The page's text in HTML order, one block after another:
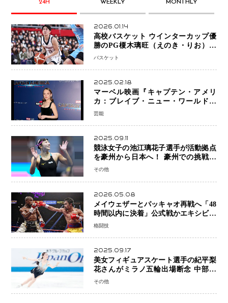
24H WEEKLY MONTHLY
2026.01.14
高校バスケット ウインターカップ優
勝のPG榎木璃旺（えのき・りお）が
プロの現場へ―。
バスケット
2025.02.18
マーベル映画『キャプテン・アメリ
カ：ブレイブ・ニュー・ワールド』
新ブラック・ウィドウ役のシラ・ハー
芸能
2025.09.11
競泳女子の池江璃花子選手が活動拠点
を豪州から日本へ！ 豪州での挑戦を
糧に、28年ロサンゼルス五輪へ再始動
その他
2026.05.08
メイウェザーとパッキャオ再戦へ「48
時間以内に決着」公式戦かエキシビシ
ョンか混迷続く
格闘技
2025.09.17
美女フィギュアスケート選手の紀平梨
花さんがミラノ五輪出場断念 中部選
手権欠場を発表「安全最優先の判断」
その他